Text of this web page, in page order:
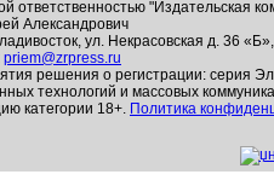
ответственностью "Издательская
Александрович
ул. Некрасовская д. 36
priem@zrpress.ru
решения о регистрации: серия
технологий и массовых
категории 18+. Политика